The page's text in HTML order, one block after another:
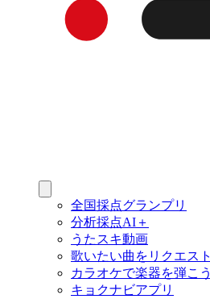
全国採点グランプリ
分析採点AI＋
うたスキ動画
歌いたい曲をリクエスト
カラオケで楽器を弾こう
キョクナビアプリ